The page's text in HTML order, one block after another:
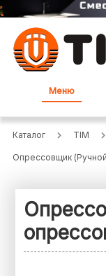
Меню
Каталог TIM
Опрессовщик